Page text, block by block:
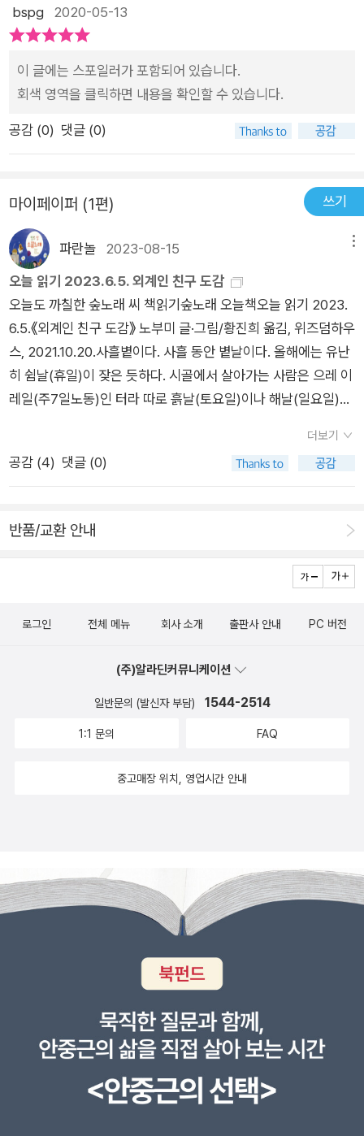
는 좋은 점과 나쁜 점이 있어요'온 세상에서 수 많은 엄마들 중에
고른 엄마'귀여움'구슬을 고른 아이가 고른 엄마는자신의 재능을
알아봐주고 키워줄 엄마가 아니라아무도 저 엄마를 고르지 않아
서 선택한거라네요....자기 혼자라 생각하며 외로워보여서아이가
싶어서아이가 고른 엄마온 세상을 다 둘러봐도 엄마로 고르고 싶
은 사람은...바로 내 엄마 한 명 뿐이죠저 아이 드뎌 재능구슬을
자유롭게 해주었나보네요~^^아이가 즐거운 일을 하며 행복하게
살 수 있기를 바라는 마음저도 이게 태중에 있을때 바람이었는데
아이를 키우다보니 이렇게 해라. 왜 이렇게 못하니.아이를 자꾸
혼내기만 하네요아이는 엄마와 놀면 마냥 즐거워하는데제 바람
처럼 즐거워하며 행복하게 살고 있는데도요 아이와 함께 읽으면
좋을 그림책추천'내가 엄마를 골랐어!' 노부미작가의 후속작'내가
나를 골랐어!'아이는 재미있어하고 부모는 읽으며 많은 생각을 하
게 되는 노부미작가님의 책이네요
나에게 달렸답니다.​재능 구슬은 소중히 간직해.다른 사란리 하는
는 말에 내 생각을 적어봐요이중에서 내 재능 구슬을 골라봐​질문
하나하나 아이들에게 던지면서마치 100문100답 처럼 아이와 생
각도 물어봐요.​​재능 구슬 페이지가 나올때는우와..!!! 라며 폭발적
꼭질, 눈치가 빠름, 순수함 같은, 재능에대한 색다른 관점을 생각
해볼 수 있는 소중한 페이지랍니다.번외편.내가 엄마를 골랐어2
도 있어요..!나의 재능을 고른 아이들.이제 엄마를 골라봅니다.​세
상 외롭다고 느끼는 엄마를 선택하는 아이_내가 가족이 되면, 엄
마가 행복할까요?​내눈에는 엄마만 보였어요.온 세상을 다 둘러
봐도 내가 엄마로 고르고 싶은 사람은 딱 한사람 뿐이에요.골랐어
요! 골랐어요! 골랐어요! 골랐어요! 골랐어요!내가 엄마를 골랐어
요!!!!​우리가 이 세상에 태어난 건_ 좋아하는 일을 하며& 행복하
게 살기 위함이라고,이 세상에 스스로 잘하는 것을 찾아 즐기는
아이들이 많아진다면 이 세상은 좀더 행복해질 거라고.​마음이 무
럭무럭 자라는 그림책,마음이 따뜻해지는 그림책,엄마와 아이, 그
말로 진짜 추천해요.
bspg 2020-05-13
이 글에는 스포일러가 포함되어 있습니다.
회색 영역을 클릭하면 내용을 확인할 수 있습니다.
공감 (0) 댓글 (0)
마이페이퍼 (1편) 쓰기
파란놀 2023-08-15
오늘 읽기 2023.6.5. 외계인 친구 도감
오늘도 까칠한 숲노래 씨 책읽기숲노래 오늘책오늘 읽기 2023.
6.5.《외계인 친구 도감》 노부미 글·그림/황진희 옮김, 위즈덤하우
스, 2021.10.20.사흘볕이다. 사흘 동안 볕날이다. 올해에는 유난
히 쉼날(휴일)이 잦은 듯하다. 시골에서 살아가는 사람은 으레 이
레일(주7일노동)인 터라 따로 흙날(토요일)이나 해날(일요일)을
이 걸린다. 게다가 갈수록 다들 너무 일찍 닫는다. 나래터를 비롯
한 나라일터(공공기관)는 오히려 더 늦게까지 열면서 ‘갈마들기
(교대제)’를 해야지 싶다. 갈마들기를 하면 일자리가 늘 텐데. 여
사흘일(주3일근무)’로 바꾸든지, ‘아침일·저녁일’로 갈라서 나라
일터를 오래 지킬 노릇이라고 본다. 《외계인 친구 도감》을 덮는
다. 노부미 그림책을 처음 마주할 적에는 ‘남다르다’ 싶었으나, 하
는 않는구나. 더구나 이 그림책은 ‘친구’가 아니라 ‘날치기·잡아가
니, 줄거리도 옮김말도 뒤틀린다. 이웃별 사람들이 푸른별 아이들
을 ‘잡아가’면 어떤 일이 벌어지는가 하는 줄거리를 살짝 익살맞
게 담은 그림책이다. 제발 엉터리로 옮기지 말자. ‘숨은 아름책’이
로 위에→ 네 머리 바로 위에내가 바로 천사 자세→ 내가 바로 날
해너에게 쉽게 반할 거야. 특히 정신을 바짝 차려야 해→ 너한테
쉽게 반하지. 마음을 더 바짝 차려야 해→ 너한테 쉽게 반해. 마음
을 더욱 바짝 차려야 해유에프오가 지그재그로 날고 있으면 잠시
후에→ 반짝이가 이리저리 날면 조금 뒤에→ 반짝나래가 널뛰며
날면 곧→ 반짝빛이 춤추며 날면 이윽고ㅅㄴㄹ※ 글쓴이숲노래
(최종규) : 우리말꽃(국어사전)을 씁니다. “말꽃 짓는 책숲, 숲노
래”라는 이름으로 시골인 전남 고흥에서 서재도서관·책박물관을
꾸립니다. ‘보리 국어사전’ 편집장을 맡았고, ‘이오덕 어른 유
고’를 갈무리했습니다. 《선생님, 우리말이 뭐예요?》, 《쉬운 말이
평화》, 《곁말》, 《곁책》, 《새로 쓰는 밑말 꾸러미 사전》, 《새로 쓰
는 비슷한말 꾸러미 사전》, 《새로 쓰는 겹말 꾸러미 사전》, 《새로
더보기
공감 (4) 댓글 (0)
반품/교환 안내
로그인 전체 메뉴 회사 소개 출판사 안내 PC 버전
(주)알라딘커뮤니케이션
일반문의 (발신자 부담) 1544-2514
1:1 문의 FAQ
중고매장 위치, 영업시간 안내